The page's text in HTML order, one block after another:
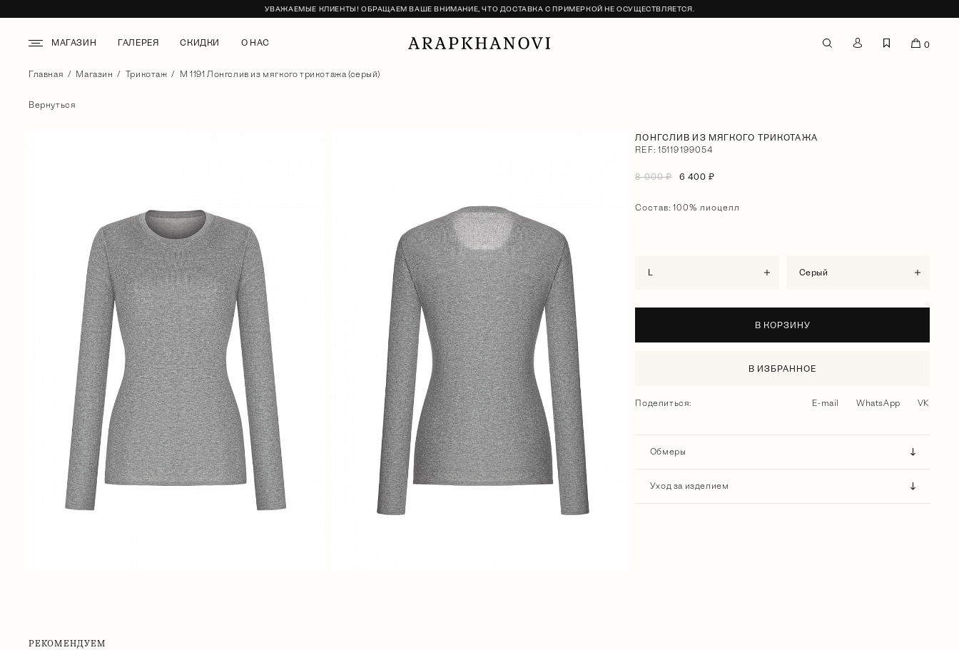
УВАЖАЕМЫЕ КЛИЕНТЫ! ОБРАЩАЕМ ВАШЕ ВНИМАНИЕ, ЧТО ДОСТАВКА С ПРИМЕРКОЙ НЕ ОСУЩЕСТВЛЯЕТСЯ.
МАГАЗИН ГАЛЕРЕЯ СКИДКИ О НАС 0
Главная Магазин Трикотаж М 1191 Лонгслив из мягкого трикотажа (серый)
Вернуться
ЛОНГСЛИВ ИЗ МЯГКОГО ТРИКОТАЖА
REF: 15119199054
8 000 ₽ 6 400 ₽
Состав: 100% лиоцелл
L серый
В КОРЗИНУ
В ИЗБРАННОЕ
Поделиться: E-mail WhatsApp VK
Обмеры
Уход за изделием
РЕКОМЕНДУЕМ